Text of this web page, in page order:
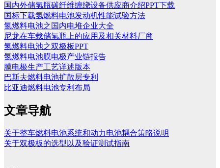
国内外储氢瓶碳纤维缠绕设备供应商介绍PPT下载
国标下载氢燃料电池发动机性能试验方法
氢燃料电池之国内电堆企业大全
尼龙在车载储氢瓶上的应用及相关材料厂商
氢燃料电池之双极板PPT
氢燃料电池膜电极产业链报告
膜电极生产工艺详述版本
巴斯夫燃料电池扩散层专利
比亚迪燃料电池专利布局
文章导航
关于整车燃料电池系统和动力电池耦合策略说明
关于双极板的选型以及验证测试指南